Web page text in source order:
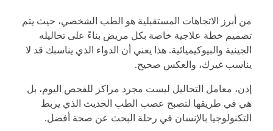
من أبرز الاتجاهات المستقبلية هو الطب الشخصي، حيث يتم
تصميم خطة علاجية خاصة بكل مريض بناءً على تحاليله
الجينية والبيوكيميائية. هذا يعني أن الدواء الذي يناسبك قد لا
يناسب غيرك، والعكس صحيح.
إذن، معامل التحاليل ليست مجرد مراكز للفحص اليوم، بل
هي في طريقها لتصبح عصب الطب الحديث الذي يربط
التكنولوجيا بالإنسان في رحلة البحث عن صحة أفضل.